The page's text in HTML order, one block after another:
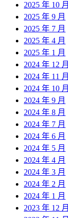
2025 年 10 月
2025 年 9 月
2025 年 7 月
2025 年 4 月
2025 年 1 月
2024 年 12 月
2024 年 11 月
2024 年 10 月
2024 年 9 月
2024 年 8 月
2024 年 7 月
2024 年 6 月
2024 年 5 月
2024 年 4 月
2024 年 3 月
2024 年 2 月
2024 年 1 月
2023 年 12 月